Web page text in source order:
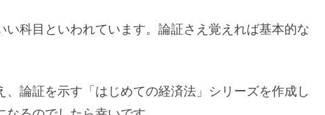
科目といわれています。論証さえ覚えれば基本的な
論証を示す「はじめての経済法」シリーズを作成し